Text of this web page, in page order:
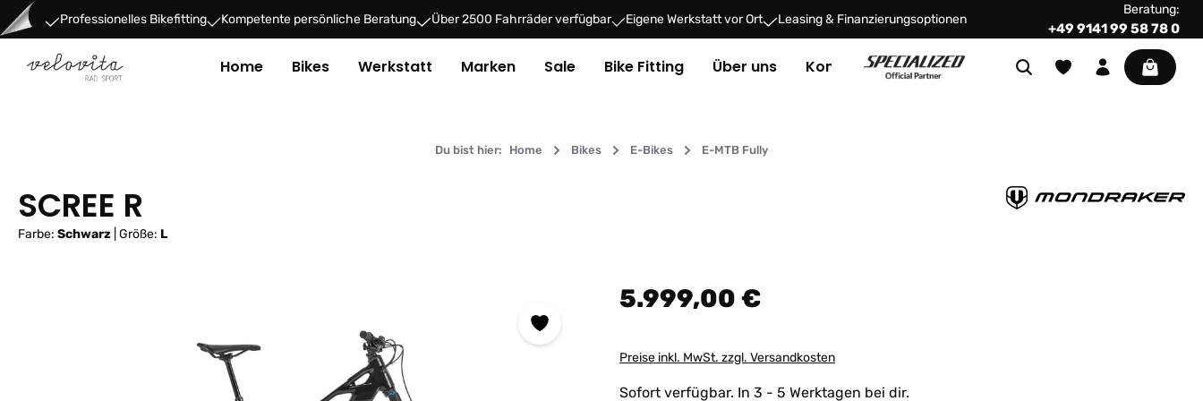
Hauptinhalt springen
Zur Hauptnavigation springen
Professionelles Bikefitting Kompetente persönliche Beratung Über 2500 Fahrräder verfügbar Eigene Werkstatt vor Ort Leasing & Finanzierungsoptionen
Beratung:
+49 9141 99 58 78 0
Home Bikes Werkstatt Marken Sale Bike Fitting Über uns Kontakt
Du bist hier: Home Bikes E-Bikes E-MTB Fully
SCREE R
Farbe: Schwarz Größe: L
Regulärer Preis:
5.999,00 €
Preise inkl. MwSt. zzgl. Versandkosten
Sofort verfügbar. In 3 - 5 Werktagen bei dir.